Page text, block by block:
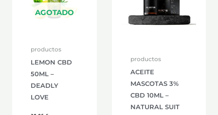
AGOTADO
productos
LEMON CBD
50ML –
DEADLY
LOVE
productos
ACEITE
MASCOTAS 3%
CBD 10ML –
NATURAL SUIT